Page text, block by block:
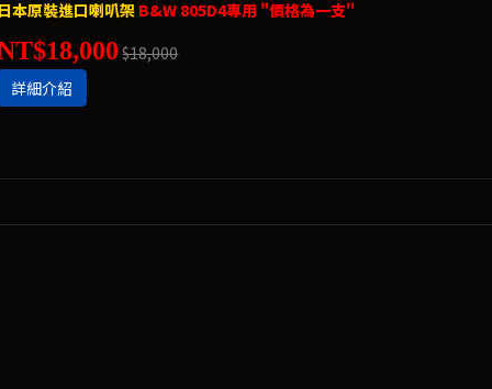
日本原裝進口喇叭架 B&W 805D4專用 "價格為一支"
$18,000
詳細介紹